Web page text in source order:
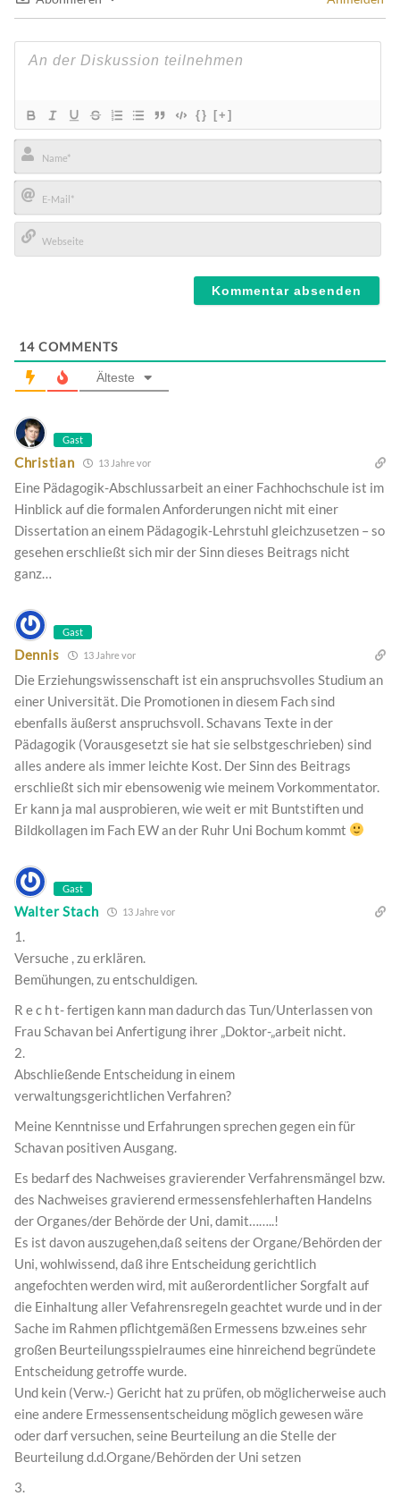
{} [+]
Name*
E-
Mail*
14 COMMENTS
Älteste
Gast
Christian 13 Jahre vor
Eine Pädagogik-Abschlussarbeit an einer Fachhochschule ist im
Hinblick auf die formalen Anforderungen nicht mit einer
Dissertation an einem Pädagogik-Lehrstuhl gleichzusetzen – so
gesehen erschließt sich mir der Sinn dieses Beitrags nicht
ganz…
Gast
Dennis 13 Jahre vor
Die Erziehungswissenschaft ist ein anspruchsvolles Studium an
einer Universität. Die Promotionen in diesem Fach sind
ebenfalls äußerst anspruchsvoll. Schavans Texte in der
Pädagogik (Vorausgesetzt sie hat sie selbstgeschrieben) sind
alles andere als immer leichte Kost. Der Sinn des Beitrags
erschließt sich mir ebensowenig wie meinem Vorkommentator.
Er kann ja mal ausprobieren, wie weit er mit Buntstiften und
Bildkollagen im Fach EW an der Ruhr Uni Bochum kommt
Gast
Walter Stach 13 Jahre vor
1.
Versuche , zu erklären.
Bemühungen, zu entschuldigen.
R e c h t- fertigen kann man dadurch das Tun/Unterlassen von
Frau Schavan bei Anfertigung ihrer „Doktor-„arbeit nicht.
2.
Abschließende Entscheidung in einem
verwaltungsgerichtlichen Verfahren?
Meine Kenntnisse und Erfahrungen sprechen gegen ein für
Schavan positiven Ausgang.
Es bedarf des Nachweises gravierender Verfahrensmängel bzw.
des Nachweises gravierend ermessensfehlerhaften Handelns
der Organes/der Behörde der Uni, damit……..!
Es ist davon auszugehen,daß seitens der Organe/Behörden der
Uni, wohlwissend, daß ihre Entscheidung gerichtlich
angefochten werden wird, mit außerordentlicher Sorgfalt auf
die Einhaltung aller Vefahrensregeln geachtet wurde und in der
Sache im Rahmen pflichtgemäßen Ermessens bzw.eines sehr
großen Beurteilungsspielraumes eine hinreichend begründete
Entscheidung getroffe wurde.
Und kein (Verw.-) Gericht hat zu prüfen, ob möglicherweise auch
eine andere Ermessensentscheidung möglich gewesen wäre
oder darf versuchen, seine Beurteilung an die Stelle der
Beurteilung d.d.Organe/Behörden der Uni setzen
3.